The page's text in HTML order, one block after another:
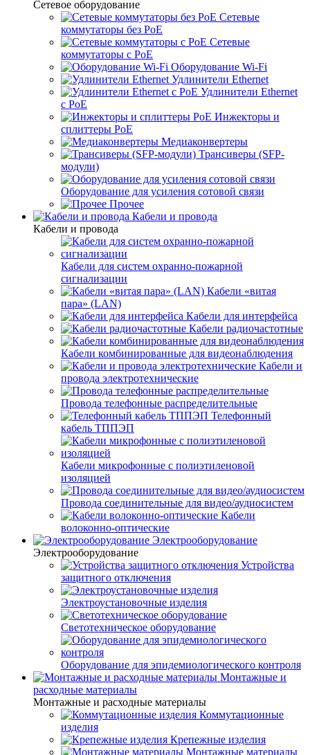
Сетевое оборудование
Сетевые
коммутаторы без PoE
Сетевые
коммутаторы с PoE
Оборудование Wi-Fi
Удлинители Ethernet
Удлинители Ethernet
с PoE
Инжекторы и
сплиттеры PoE
Медиаконвертеры
Трансиверы (SFP-
модули)
Оборудование для усиления сотовой связи
Прочее
Кабели и провода
Кабели и провода
Кабели для систем охранно-пожарной
сигнализации
Кабели «витая
пара» (LAN)
Кабели для интерфейса
Кабели радиочастотные
Кабели комбинированные для видеонаблюдения
Кабели и
провода электротехнические
Провода телефонные распределительные
Телефонный
кабель ТППЭП
Кабели микрофонные с полиэтиленовой
изоляцией
Провода соединительные для видео/аудиосистем
Кабели
волоконно-оптические
Электрооборудование
Электрооборудование
Устройства
защитного отключения
Электроустановочные изделия
Светотехническое оборудование
Оборудование для эпидемиологического контроля
Монтажные и
расходные материалы
Монтажные и расходные материалы
Коммутационные
изделия
Крепежные изделия
Монтажные материалы